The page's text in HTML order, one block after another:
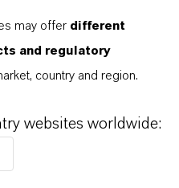
may offer different
and regulatory
country and region.
websites worldwide: